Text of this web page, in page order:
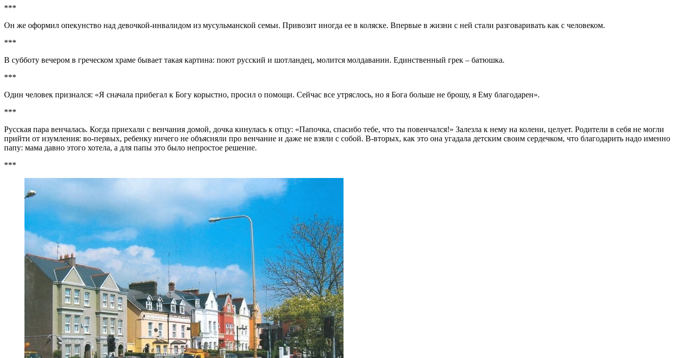
***
Он же оформил опекунство над девочкой-инвалидом из мусульманской семьи. Привозит иногда ее в коляске. Впервые в жизни с ней стали разговаривать как с человеком.
***
В субботу вечером в греческом храме бывает такая картина: поют русский и шотландец, молится молдаванин. Единственный грек – батюшка.
***
Один человек признался: «Я сначала прибегал к Богу корыстно, просил о помощи. Сейчас все утряслось, но я Бога больше не брошу, я Ему благодарен».
***
Русская пара венчалась. Когда приехали с венчания домой, дочка кинулась к отцу: «Папочка, спасибо тебе, что ты повенчался!» Залезла к нему на колени, целует. Родители в себя не могли
прийти от изумления: во-первых, ребенку ничего не объясняли про венчание и даже не взяли с собой. В-вторых, как это она угадала детским своим сердечком, что благодарить надо именно
папу: мама давно этого хотела, а для папы это было непростое решение.
***